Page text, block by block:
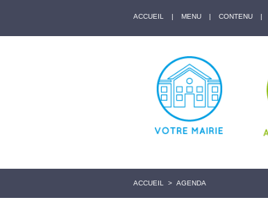
ACCUEIL | MENU | CONTENU |
ACCUEIL > AGENDA